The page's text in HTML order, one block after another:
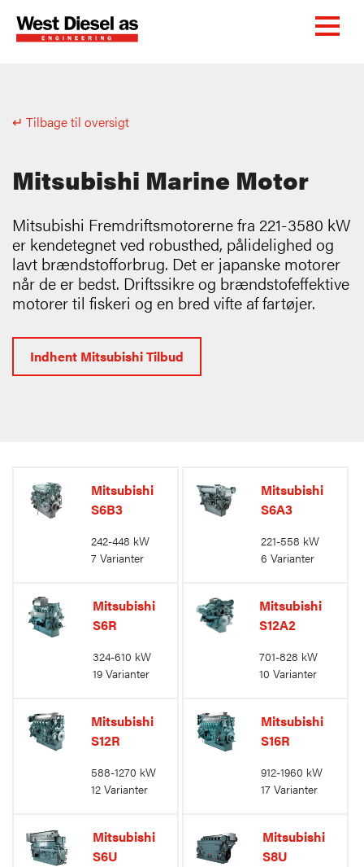
↵ Tilbage til oversigt
Mitsubishi Marine Motor
Mitsubishi Fremdriftsmotorerne fra 221-3580 kW
er kendetegnet ved robusthed, pålidelighed og
lavt brændstofforbrug. Det er japanske motorer
når de er bedst. Driftssikre og brændstofeffektive
motorer til fiskeri og en bred vifte af fartøjer.
Indhent Mitsubishi Tilbud
Mitsubishi
S6B3
242-448 kW
7 Varianter
Mitsubishi
S6A3
221-558 kW
6 Varianter
Mitsubishi
S6R
324-610 kW
19 Varianter
Mitsubishi
S12A2
701-828 kW
10 Varianter
Mitsubishi
S12R
588-1270 kW
12 Varianter
Mitsubishi
S16R
912-1960 kW
17 Varianter
Mitsubishi
S6U
Mitsubishi
S8U